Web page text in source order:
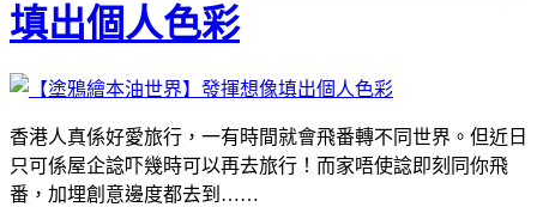
填出個人色彩
香港人真係好愛旅行，一有時間就會飛番轉不同世界。但近日
只可係屋企諗吓幾時可以再去旅行！而家唔使諗即刻同你飛
番，加埋創意邊度都去到……